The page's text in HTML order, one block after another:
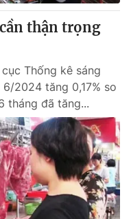
thận trọng
Thống kê sáng
2024 tăng 0,17% so
tháng đã tăng...